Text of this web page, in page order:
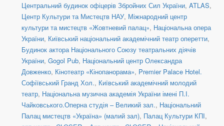
Центральний будинок офіцерів Збройних Сил України, ATLAS,
Центр Культури та Мистецтв НАУ, Міжнародний центр
культури та мистецтв «Жовтневий палац», Національна опера
України, Київський національний академічний театр оперетти,
Будинок актора Національного Союзу театральних діячів
України, Gogol Pub, Національний центр Олександра
Довженко, Кінотеатр «Кінопанорама», Premier Palace Hotel.
Софіївський Гранд Хол., Київський академічний молодий
театр, Національна музична академія України імені П.І.
Чайковського.Оперна студія – Великий зал., Національний
Палац мистецтв «Україна» (малий зал), Палац Культури КПІ,